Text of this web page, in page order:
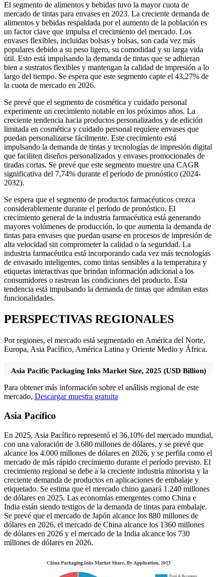
El segmento de alimentos y bebidas tuvo la mayor cuota de
mercado de tintas para envases en 2023. La creciente demanda de
alimentos y bebidas respaldada por el aumento de la población es
un factor clave que impulsa el crecimiento del mercado. Los
envases flexibles, incluidas bolsas y bolsas, son cada vez más
populares debido a su peso ligero, su comodidad y su larga vida
útil. Esto está impulsando la demanda de tintas que se adhieran
bien a sustratos flexibles y mantengan la calidad de impresión a lo
largo del tiempo. Se espera que este segmento capte el 43,27% de
la cuota de mercado en 2026.
Se prevé que el segmento de cosmética y cuidado personal
experimente un crecimiento notable en los próximos años. La
creciente tendencia hacia productos personalizados y de edición
limitada en cosmética y cuidado personal requiere envases que
puedan personalizarse fácilmente. Este crecimiento está
impulsando la demanda de tintas y tecnologías de impresión digital
que faciliten diseños personalizados y envases promocionales de
tiradas cortas. Se prevé que este segmento muestre una CAGR
significativa del 7,74% durante el período de pronóstico (2024-
2032).
Se espera que el segmento de productos farmacéuticos crezca
considerablemente durante el período de pronóstico. El
crecimiento general de la industria farmacéutica está generando
mayores volúmenes de producción, lo que aumenta la demanda de
tintas para envases que puedan usarse en procesos de impresión de
alta velocidad sin comprometer la calidad o la seguridad. La
industria farmacéutica está incorporando cada vez más tecnologías
de envasado inteligentes, como tintas sensibles a la temperatura y
etiquetas interactivas que brindan información adicional a los
consumidores o rastrean las condiciones del producto. Esta
tendencia está impulsando la demanda de tintas que admitan estas
funcionalidades.
PERSPECTIVAS REGIONALES
Por regiones, el mercado está segmentado en América del Norte,
Europa, Asia Pacífico, América Latina y Oriente Medio y África.
Asia Pacific Packaging Inks Market Size, 2025 (USD Billion)
Para obtener más información sobre el análisis regional de este
mercado, Descargar muestra gratuita
Asia Pacífico
En 2025, Asia Pacífico representó el 36,10% del mercado mundial,
con una valoración de 3.680 millones de dólares, y se prevé que
alcance los 4.000 millones de dólares en 2026, y se perfila como el
mercado de más rápido crecimiento durante el período previsto. El
crecimiento regional se debe a la creciente industria minorista y la
creciente demanda de productos en aplicaciones de embalaje y
etiquetado. Se estima que el mercado chino ganará 1.240 millones
de dólares en 2025. Las economías emergentes como China e
India están siendo testigos de la demanda de tintas para embalaje.
Se prevé que el mercado de Japón alcance los 880 millones de
dólares en 2026, el mercado de China alcance los 1360 millones
de dólares en 2026 y el mercado de la India alcance los 730
millones de dólares en 2026.